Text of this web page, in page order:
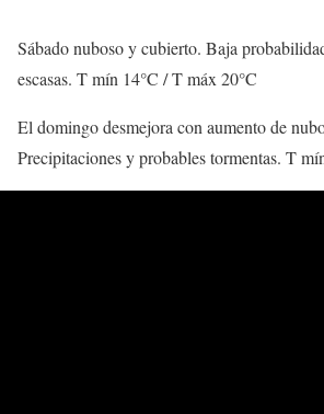
Sábado nuboso y cubierto. Baja
escasas. T mín 14°C / T máx 20°C
El domingo desmejora con aumento de
Precipitaciones y probables tormentas. T